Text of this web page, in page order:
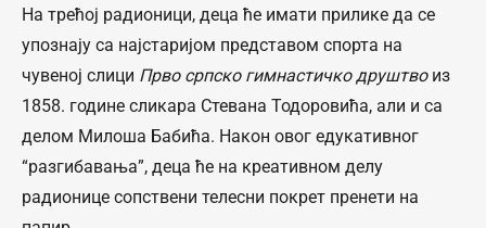
На трећој радионици, деца ће имати прилике да се
упознају са најстаријом представом спорта на
чувеној слици Прво српско гимнастичко друштвоиз
1858. године сликара Стевана Тодоровића, али и са
делом Милоша Бабића. Након овог едукативног
“разгибавања”, деца ће на креативном делу
радионице сопствени телесни покрет пренети на